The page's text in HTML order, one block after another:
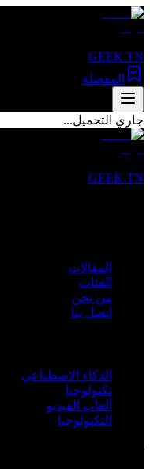
GEEK.TN
المفضلة
جاري التحميل...
GEEK.TN
المقالات
الفئات
من نحن
اتصل بنا
الذكاء الاصطناعي
تكنولوجيا
ألعاب الفيديو
التكنولوجيا